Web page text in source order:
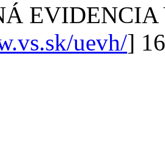
uevh/]